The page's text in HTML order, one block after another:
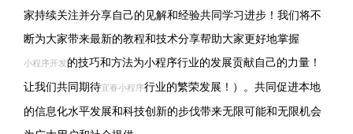
家持续关注并分享自己的见解和经验共同学习进步！我们将不
断为大家带来最新的教程和技术分享帮助大家更好地掌握
小程序开发的技巧和方法为小程序行业的发展贡献自己的力量！
让我们共同期待宜春小程序行业的繁荣发展！）。共同促进本地
的信息化水平发展和科技创新的步伐带来无限可能和无限机会